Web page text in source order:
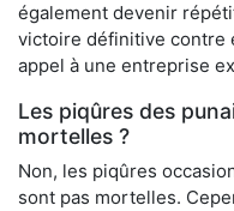
également devenir
victoire définitive contre
appel à une entreprise
Les piqûres des
mortelles ?
Non, les piqûres
sont pas mortelles.